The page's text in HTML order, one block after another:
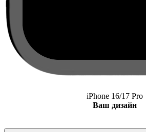
iPhone 16/17 Pro
Ваш дизайн